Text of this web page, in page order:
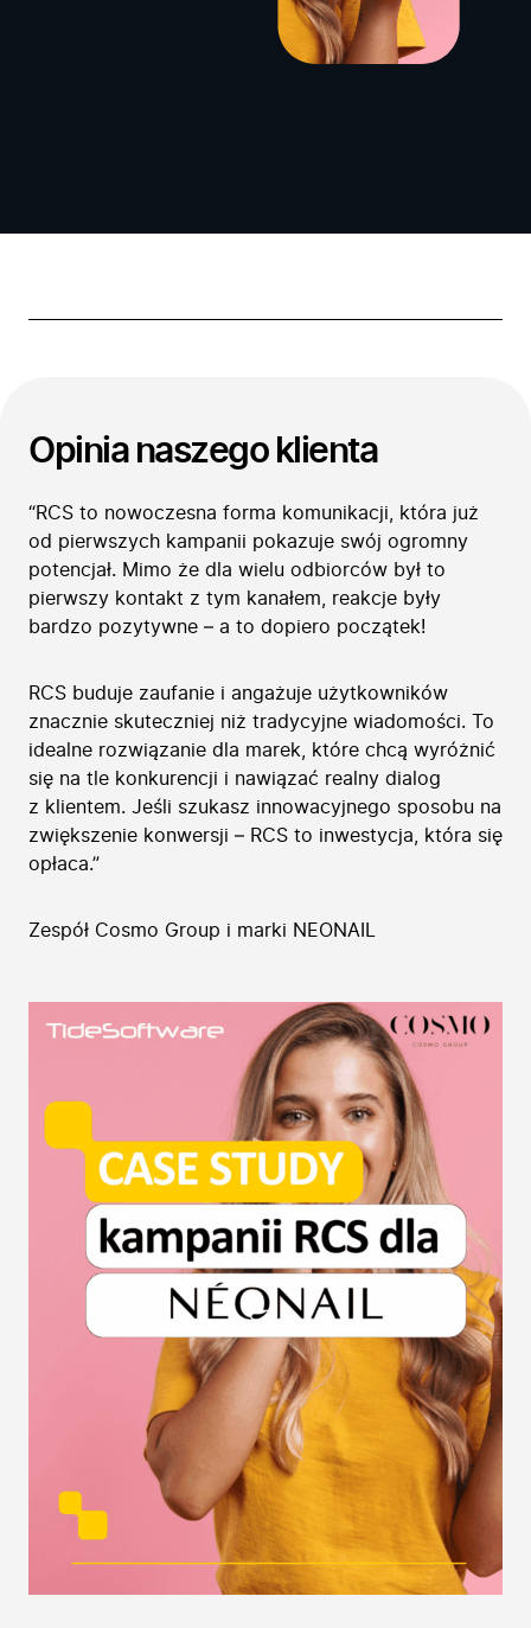
Opinia naszego klienta
“RCS to nowoczesna forma komunikacji, która już
od pierwszych kampanii pokazuje swój ogromny
potencjał. Mimo że dla wielu odbiorców był to
pierwszy kontakt z tym kanałem, reakcje były
bardzo pozytywne – a to dopiero początek!
RCS buduje zaufanie i angażuje użytkowników
znacznie skuteczniej niż tradycyjne wiadomości. To
idealne rozwiązanie dla marek, które chcą wyróżnić
się na tle konkurencji i nawiązać realny dialog
z klientem. Jeśli szukasz innowacyjnego sposobu na
zwiększenie konwersji – RCS to inwestycja, która się
opłaca.”
Zespół Cosmo Group i marki NEONAIL